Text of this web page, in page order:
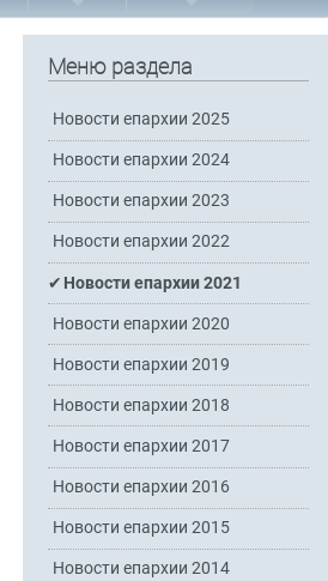
Меню раздела
Новости епархии 2025
Новости епархии 2024
Новости епархии 2023
Новости епархии 2022
Новости епархии 2021
Новости епархии 2020
Новости епархии 2019
Новости епархии 2018
Новости епархии 2017
Новости епархии 2016
Новости епархии 2015
Новости епархии 2014